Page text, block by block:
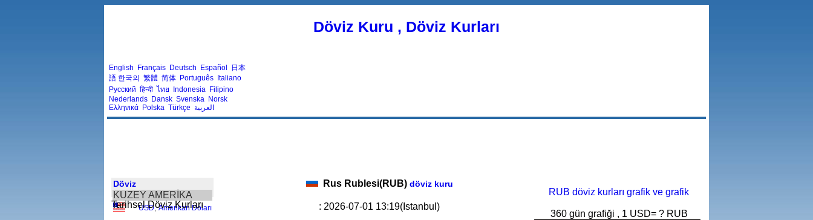
Döviz Kuru , Döviz Kurları
English Français Deutsch Español
日本
語 한국의 繁體 简体 Português Italiano
Русский हिन्दी ไทย Indonesia Filipino
Nederlands Dansk Svenska Norsk
Ελληνικά Polska Türkçe العربية
Döviz
KUZEY AMERİKA
USD, Amerikan Doları
Tarihsel Döviz Kurları
Rus Rublesi(RUB)döviz kuru
: 2026-07-01 13:19(Istanbul)
RUB döviz kurları grafik ve grafik
360 gün grafiği , 1 USD= ? RUB